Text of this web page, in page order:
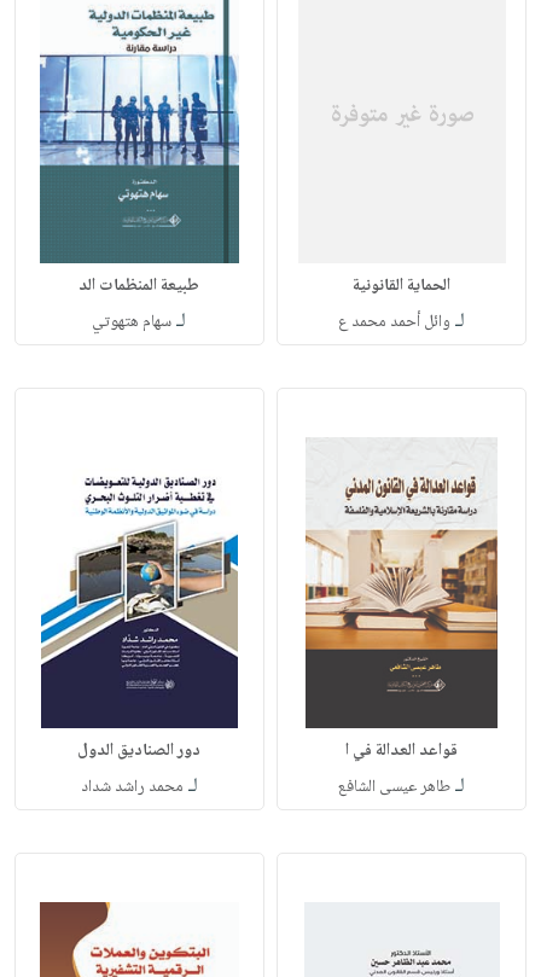
الحماية القانونية
لـ وائل أحمد محمد ع
طبيعة المنظمات الد
لـسهام هتهوتي
قواعد العدالة في ا
لـطاهر عيسى الشافع
دور الصناديق الدول
لـ محمد راشد شداد